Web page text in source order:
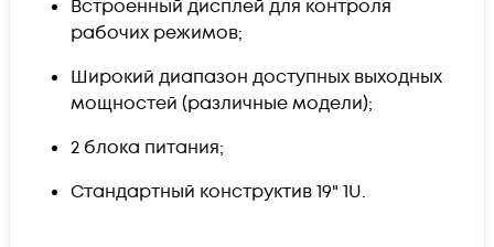
Встроенный дисплей для контроля
рабочих режимов;
Широкий диапазон доступных выходных
мощностей (различные модели);
2 блока питания;
Стандартный конструктив 19" 1U.